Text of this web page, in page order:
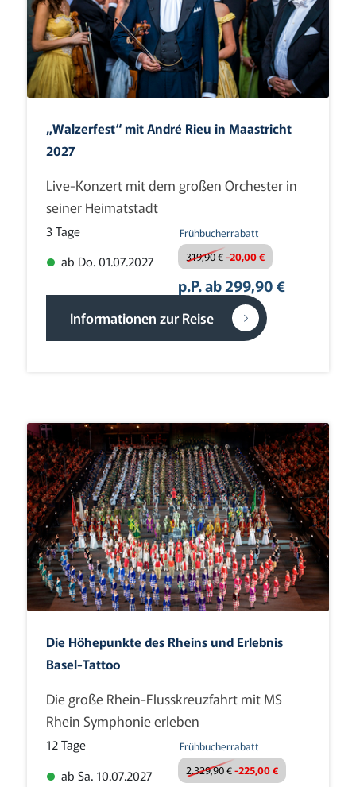
„Walzerfest“ mit André Rieu in Maastricht
2027
Live-Konzert mit dem großen Orchester in
seiner Heimatstadt
3 Tage
ab Do. 01.07.2027
Frühbucherrabatt
319,90 €-20,00 €
p.P. ab 299,90 €
Informationen zur Reise
Die Höhepunkte des Rheins und Erlebnis
Basel-Tattoo
Die große Rhein-Flusskreuzfahrt mit MS
Rhein Symphonie erleben
12 Tage
ab Sa. 10.07.2027
Frühbucherrabatt
2.329,90 €-225,00 €